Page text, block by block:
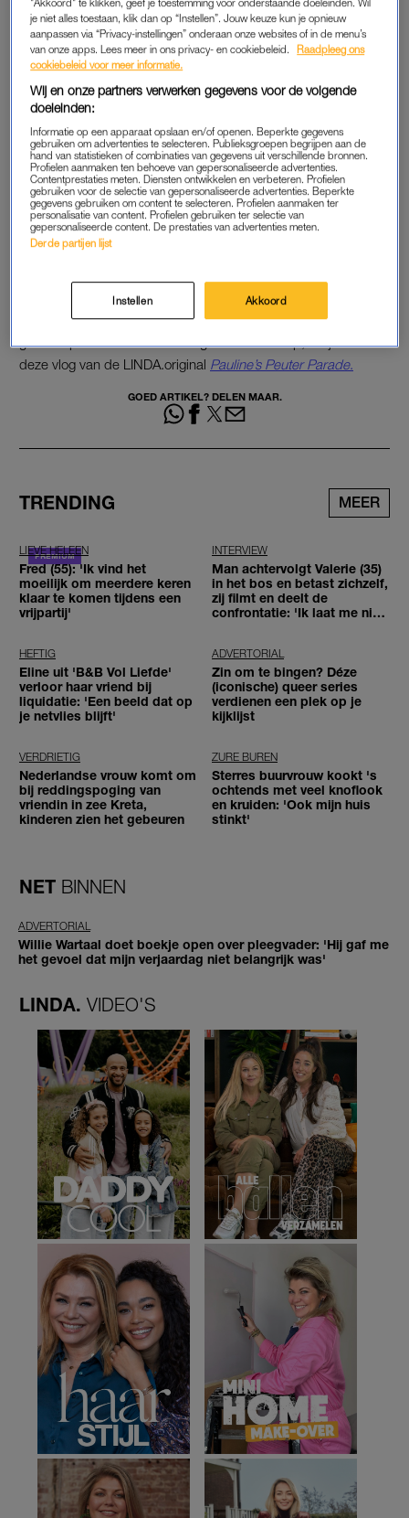
paniek.”
Hierdoor is ook Harmen verplicht om thuis te werken en dat
leidt tot ergernissen. Pauline had net zo lekker het ritme erin
zitten, komt manlief het verstoren met zijn ‘vakantiehouding’.
Lees ook
De thuisquarantaine van Pauline begint zijn tol te eisen: ‘Wat
een gelul zeg’
AMBULANCE
heftigs mee: “Er stond een meneer die riep: ‘Bel een
ambulance’. Hij trilde en wees naar zijn borst, ik ben die man
gaan helpen. Ik vond het zó eng.’ Hoe dat afliep, zie je zelf in
deze vlog van de LINDA.original Pauline’s Peuter Parade.
GOED ARTIKEL? DELEN MAAR.
TRENDING MEER
LIEVE HELEEN
Fred (55): 'Ik vind het
moeilijk om meerdere keren
klaar te komen tijdens een
vrijpartij'
INTERVIEW
Man achtervolgt Valerie (35)
in het bos en betast zichzelf,
zij filmt en deelt de
confrontatie: 'Ik laat me niet
HEFTIG
Eline uit 'B&B Vol Liefde'
verloor haar vriend bij
liquidatie: 'Een beeld dat op
je netvlies blijft'
ADVERTORIAL
Zin om te bingen? Déze
(iconische) queer series
verdienen een plek op je
kijklijst
VERDRIETIG
Nederlandse vrouw komt om
bij reddingspoging van
vriendin in zee Kreta,
kinderen zien het gebeuren
ZURE BUREN
Sterres buurvrouw kookt 's
ochtends met veel knoflook
en kruiden: 'Ook mijn huis
stinkt'
NET BINNEN
ADVERTORIAL
Willie Wartaal doet boekje open over pleegvader: 'Hij gaf me
het gevoel dat mijn verjaardag niet belangrijk was'
LINDA. VIDEO'S
je niet alles toestaan, klik dan op “Instellen”. Jouw keuze kun je opnieuw
aanpassen via “Privacy-instellingen” onderaan onze websites of in de menu’s
van onze apps. Lees meer in ons privacy- en cookiebeleid.
Raadpleeg ons
cookiebeleid voor meer informatie.
Wij en onze partners verwerken gegevens voor de volgende
doeleinden:
Informatie op een apparaat opslaan en/of openen. Beperkte gegevens
gebruiken om advertenties te selecteren. Publieksgroepen begrijpen aan de
hand van statistieken of combinaties van gegevens uit verschillende bronnen.
Profielen aanmaken ten behoeve van gepersonaliseerde advertenties.
Contentprestaties meten. Diensten ontwikkelen en verbeteren. Profielen
gebruiken voor de selectie van gepersonaliseerde advertenties. Beperkte
gegevens gebruiken om content te selecteren. Profielen aanmaken ter
personalisatie van content. Profielen gebruiken ter selectie van
gepersonaliseerde content. De prestaties van advertenties meten.
Derde partijen lijst
Instellen Akkoord